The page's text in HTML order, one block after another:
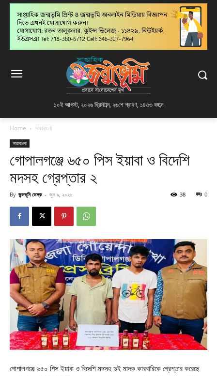
১০ই আগস্ট, ২০২৬ খ্রিস্টাব্দ, ২৬শে শ্রাবণ, ১৪৩৩ বঙ্গাব্দ
Home সারাবাংলা
সারাবাংলা
গোপালগঞ্জে ৬৫০ পিস ইয়াবা ও বিদেশি
মদসহ গ্রেপ্তার ২
By জন্মভূমি ডেস্ক - জুন ৯, ২০২৬ 0
38
গোপালগঞ্জে ৬৫০ পিস ইয়াবা ও বিদেশি মদসহ দুই মাদক কারবারিকে গ্রেপ্তার করেছে